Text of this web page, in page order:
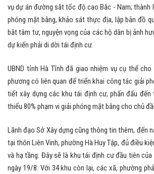
vụ dự án đường sắt tốc độ cao Bắc - Nam; thành
phóng mặt bằng, khảo sát thực địa, lập bản đồ
bắt tâm tư, nguyện vọng của các hộ dân bị ảnh
dự kiến phải di dời tái định cư.
UBND tỉnh Hà Tĩnh đã giao nhiệm vụ cụ thể
phương có liên quan để triển khai công tác giải
tiết xây dựng các khu tái định cư, phấn đấu
thiểu 80% phạm vi giải phóng mặt bằng cho chủ
Lãnh đạo Sở Xây dựng cũng thông tin thêm, đến
tại thôn Liên Vinh, phường Hà Huy Tập, đủ điều
và hạ tầng. Đây sẽ là khu tái định cư đầu tiên
ngày 19/8. Với 34 khu còn lại, các xã, phường